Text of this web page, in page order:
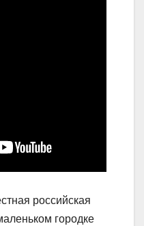
российская
городке